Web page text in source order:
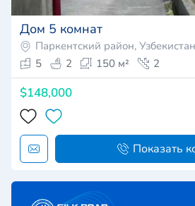
Дом 5 комнат
Паркентский район, Узбекистан
5
2 150 м² 2
$148,000
Показать